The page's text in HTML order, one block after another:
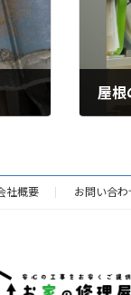
屋根
社概要 お問い合わ